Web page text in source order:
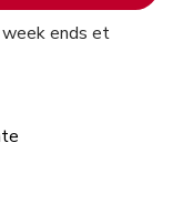
week ends et